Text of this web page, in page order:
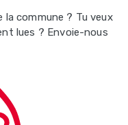
la commune ? Tu veux
lues ? Envoie-nous